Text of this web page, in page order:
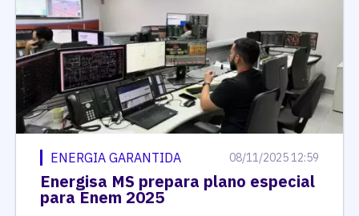
ENERGIA GARANTIDA 08/11/2025 12:59
Energisa MS prepara plano especial
para Enem 2025